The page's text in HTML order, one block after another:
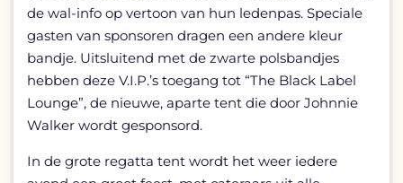
de wal-info op vertoon van hun ledenpas. Speciale
gasten van sponsoren dragen een andere kleur
bandje. Uitsluitend met de zwarte polsbandjes
hebben deze V.I.P.’s toegang tot “The Black Label
Lounge”, de nieuwe, aparte tent die door Johnnie
Walker wordt gesponsord.
In de grote regatta tent wordt het weer iedere